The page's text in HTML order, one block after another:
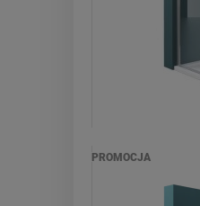
PROMOCJA